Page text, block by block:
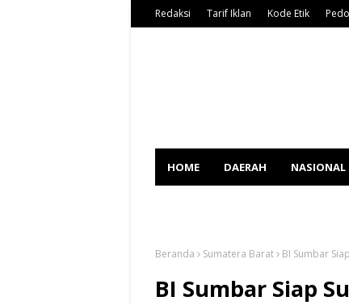
Redaksi Tarif Iklan Kode Etik
HOME DAERAH NASIONAL
Beranda Sumatera Barat BI Sumbar
BI Sumbar Siap